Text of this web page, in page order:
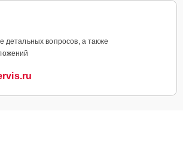
детальных вопросов, а также